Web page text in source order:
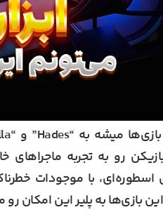
رو به تجربه ماجراهای
با موجودات
بازی‌ها به پلیر این امکان